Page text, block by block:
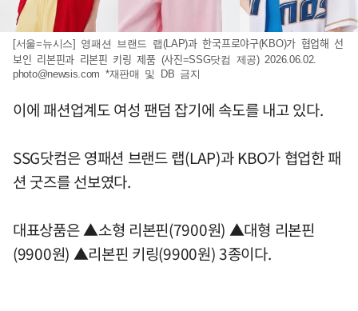
[서울=뉴시스] 영패션 브랜드 랩(LAP)과 한국프로야구(KBO)가 협업해 선
보인 리본핀과 리본핀 키링 제품 (사진=SSG닷컴 제공) 2026.06.02.
photo@newsis.com *재판매 및 DB 금지
이에 패션업계도 여성 팬덤 잡기에 속도를 내고 있다.
SSG닷컴은 영패션 브랜드 랩(LAP)과 KBO가 협업한 패
션 굿즈를 선보였다.
대표상품은 ▲소형 리본핀(7900원) ▲대형 리본핀
(9900원) ▲리본핀 키링(9900원) 3종이다.